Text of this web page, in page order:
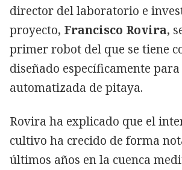
director del laboratorio e
proyecto, Francisco Rovira,
primer robot del que se tiene
diseñado específicamente
automatizada de pitaya.
Rovira ha explicado que el
cultivo ha crecido de forma
últimos años en la cuenca